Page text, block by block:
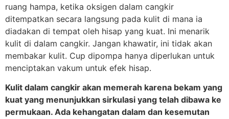
ruang hampa, ketika oksigen dalam cangkir
ditempatkan secara langsung pada kulit di mana ia
diadakan di tempat oleh hisap yang kuat. Ini menarik
kulit di dalam cangkir. Jangan khawatir, ini tidak akan
membakar kulit. Cup dipompa hanya diperlukan untuk
menciptakan vakum untuk efek hisap.
Kulit dalam cangkir akan memerah karena bekam yang
kuat yang menunjukkan sirkulasi yang telah dibawa ke
permukaan. Ada kehangatan dalam dan kesemutan